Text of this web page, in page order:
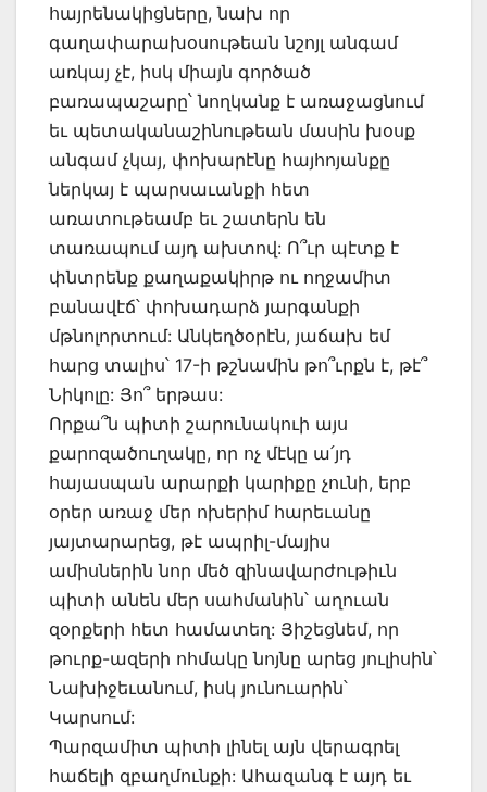
հայրենակիցները, նախ որ
գաղափարախօսութեան նշոյլ անգամ
առկայ չէ, իսկ միայն գործած
բառապաշարը՝ նողկանք է առաջացնում
եւ պետականաշինութեան մասին խօսք
անգամ չկայ, փոխարէնը հայհոյանքը
ներկայ է պարսաւանքի հետ
առատութեամբ եւ շատերն են
տառապում այդ ախտով: Ո՞ւր պէտք է
փնտրենք քաղաքակիրթ ու ողջամիտ
բանավէճ՝ փոխադարձ յարգանքի
մթնոլորտում: Անկեղծօրէն, յաճախ եմ
հարց տալիս՝ 17-ի թշնամին թո՞ւրքն է, թէ՞
Նիկոլը: Յո՞ երթաս:
Որքա՞ն պիտի շարունակուի այս
քարոզածուղակը, որ ոչ մէկը ա՛յդ
հայասպան արարքի կարիքը չունի, երբ
օրեր առաջ մեր ոխերիմ հարեւանը
յայտարարեց, թէ ապրիլ-մայիս
ամիսներին նոր մեծ զինավարժութիւն
պիտի անեն մեր սահմանին՝ աղուան
զօրքերի հետ համատեղ: Յիշեցնեմ, որ
թուրք-ազերի ոհմակը նոյնը արեց յուլիսին՝
Նախիջեւանում, իսկ յունուարին՝
Կարսում:
Պարզամիտ պիտի լինել այն վերագրել
հաճելի զբաղմունքի: Ահազանգ է այդ եւ